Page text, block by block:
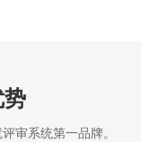
势
审系统第一品牌。